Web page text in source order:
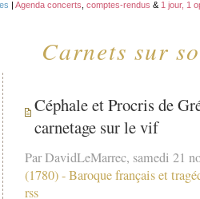
Carnets sur
| Agenda concerts comptes-rendus & 1 jour, 1
Céphale et Procris de
carnetage sur le vif
Par DavidLeMarrec, samedi 21
(1780)-Baroque français et
rss